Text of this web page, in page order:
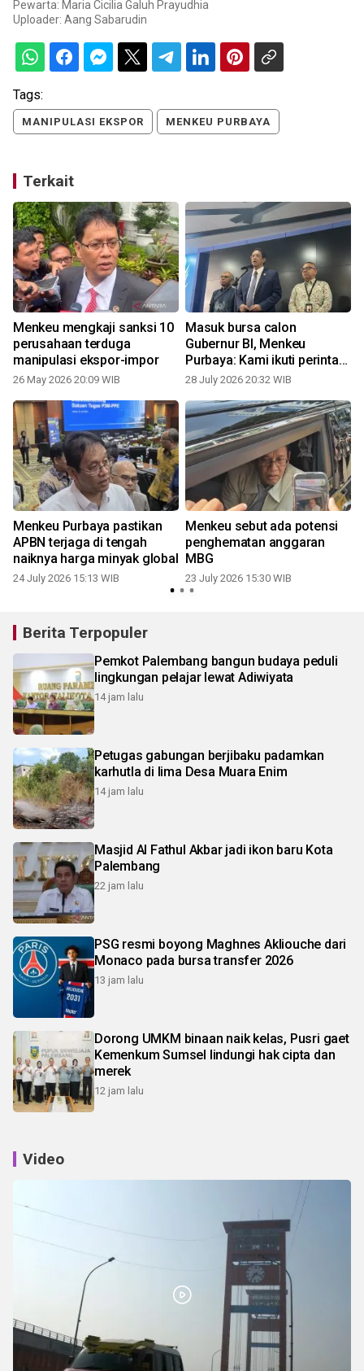
Pewarta: Maria Cicilia Galuh Prayudhia
Uploader: Aang Sabarudin
Tags:
MANIPULASI EKSPOR MENKEU PURBAYA
Terkait
Menkeu mengkaji sanksi 10
perusahaan terduga
manipulasi ekspor-impor
26 May 2026 20:09 WIB
Masuk bursa calon
Gubernur BI, Menkeu
Purbaya: Kami ikuti perintah
Presiden
28 July 2026 20:32 WIB
Menkeu Purbaya pastikan
APBN terjaga di tengah
naiknya harga minyak global
24 July 2026 15:13 WIB
Menkeu sebut ada potensi
penghematan anggaran
MBG
23 July 2026 15:30 WIB
Berita Terpopuler
Pemkot Palembang bangun budaya peduli
lingkungan pelajar lewat Adiwiyata
14 jam lalu
Petugas gabungan berjibaku padamkan
karhutla di lima Desa Muara Enim
14 jam lalu
Masjid Al Fathul Akbar jadi ikon baru Kota
Palembang
22 jam lalu
PSG resmi boyong Maghnes Akliouche dari
Monaco pada bursa transfer 2026
13 jam lalu
Dorong UMKM binaan naik kelas, Pusri gaet
Kemenkum Sumsel lindungi hak cipta dan
merek
12 jam lalu
Video